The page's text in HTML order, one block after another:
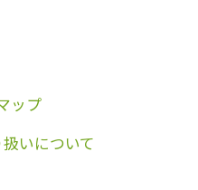
ップ
いについて